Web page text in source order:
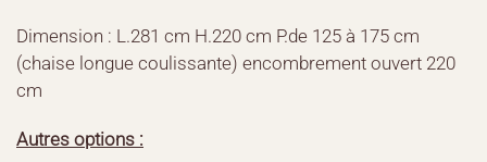
Dimension : L.281 cm H.220 cm P.de 125 à 175 cm
(chaise longue coulissante) encombrement ouvert 220
cm
Autres options :